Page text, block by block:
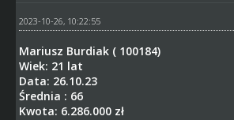
2023-10-26, 10:22:55
Mariusz Burdiak ( 100184)
Wiek: 21 lat
Data: 26.10.23
Średnia : 66
Kwota: 6.286.000 zł